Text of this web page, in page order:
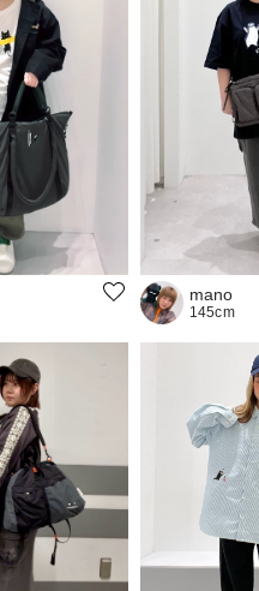
mano
145cm